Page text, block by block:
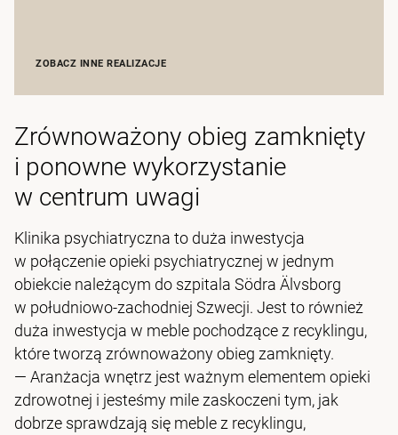
ZOBACZ INNE REALIZACJE
Zrównoważony obieg zamknięty
i ponowne wykorzystanie
w centrum uwagi
Klinika psychiatryczna to duża inwestycja
w połączenie opieki psychiatrycznej w jednym
obiekcie należącym do szpitala Södra Älvsborg
w południowo-zachodniej Szwecji. Jest to również
duża inwestycja w meble pochodzące z recyklingu,
które tworzą zrównoważony obieg zamknięty.
— Aranżacja wnętrz jest ważnym elementem opieki
zdrowotnej i jesteśmy mile zaskoczeni tym, jak
dobrze sprawdzają się meble z recyklingu,